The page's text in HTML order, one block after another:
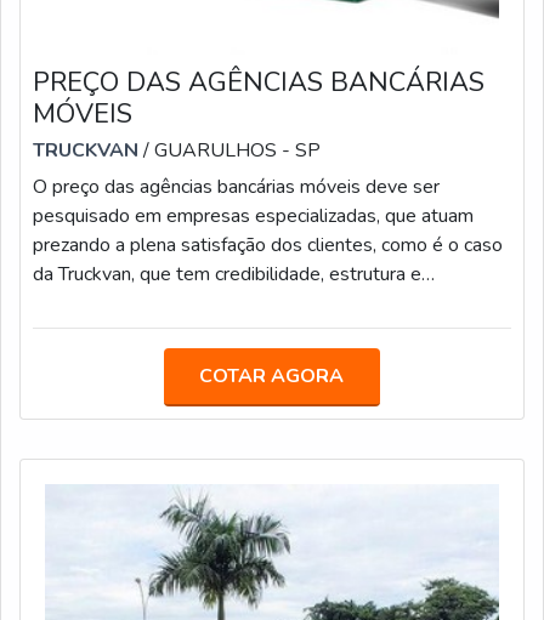
PREÇO DAS AGÊNCIAS BANCÁRIAS
MÓVEIS
TRUCKVAN/ GUARULHOS - SP
O preço das agências bancárias móveis deve ser
pesquisado em empresas especializadas, que atuam
prezando a plena satisfação dos clientes, como é o caso
da Truckvan, que tem credibilidade, estrutura e
companhia desenvolve muitas agências móveis para
unidades têm a vantagem de proporcionar mais
comodidade e praticidade para o público, aproximando-
COTAR AGORA